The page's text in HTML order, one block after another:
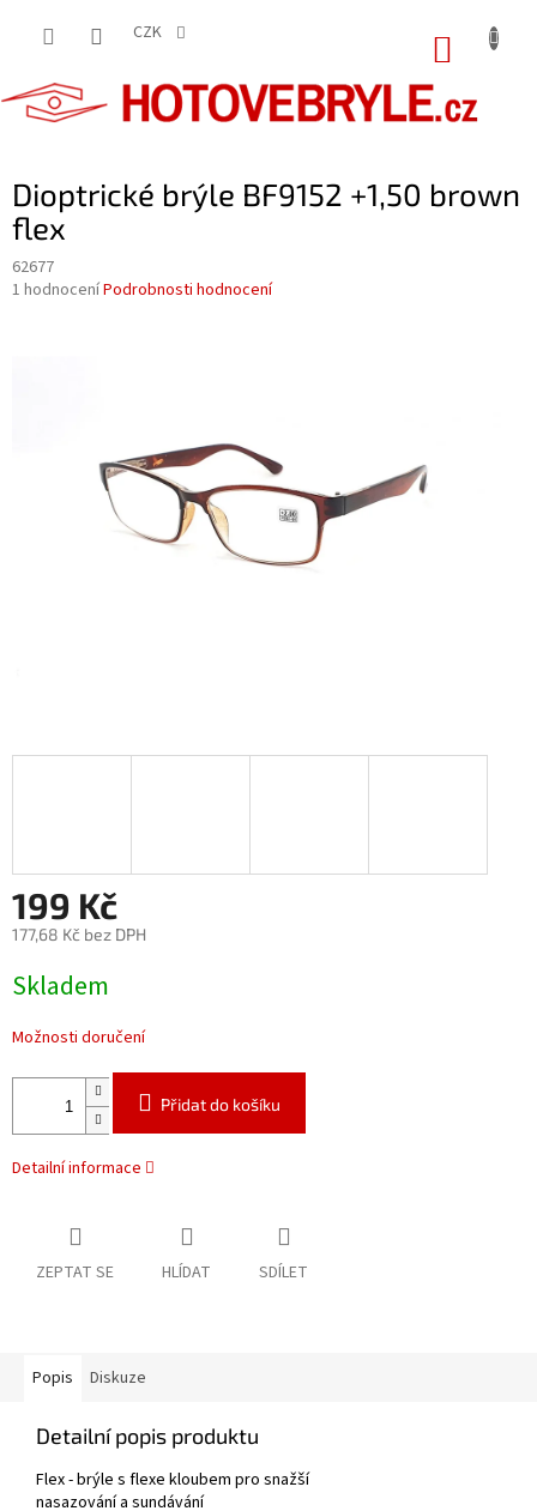
CZK
Dioptrické brýle BF9152 +1,50 brown
flex
62677
Průměrné
1 hodnoceníPodrobnosti hodnocení
199 Kč
177,68 Kč bez DPH
cena:
Skladem
Možnosti doručení
Přidat do košíku
Detailní informace
ZEPTAT SE HLÍDAT SDÍLET
Popis Diskuze
Detailní popis produktu
Flex - brýle s flexe kloubem pro snažší
nasazování a sundávání